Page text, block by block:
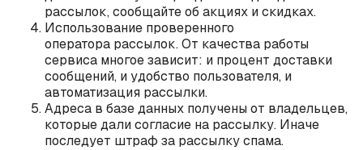
рассылок, сообщайте об акциях и скидках.
Использование проверенного
оператора рассылок. От качества работы
сервиса многое зависит: и процент доставки
сообщений, и удобство пользователя, и
автоматизация рассылки.
Адреса в базе данных получены от владельцев,
которые дали согласие на рассылку. Иначе
последует штраф за рассылку спама.